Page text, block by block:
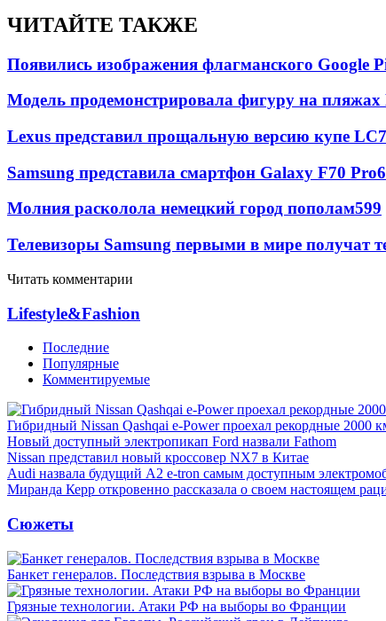
ЧИТАЙТЕ ТАКЖЕ
Появились изображения флагманского Google
Модель продемонстрировала фигуру на пляжах
Lexus представил прощальную версию купе LC
Samsung представила смартфон Galaxy F70 Pro
Молния расколола немецкий город пополам599
Телевизоры Samsung первыми в мире получат
Читать комментарии
Lifestyle&Fashion
Последние
Популярные
Комментируемые
Гибридный Nissan Qashqai e-Power проехал рекордные 2000
Новый доступный электропикап Ford назвали Fathom
Nissan представил новый кроссовер NX7 в Китае
Audi назвала будущий A2 e-tron самым доступным
Миранда Керр откровенно рассказала о своем настоящем
Сюжеты
Банкет генералов. Последствия взрыва в Москве
Грязные технологии. Атаки РФ на выборы во Франции